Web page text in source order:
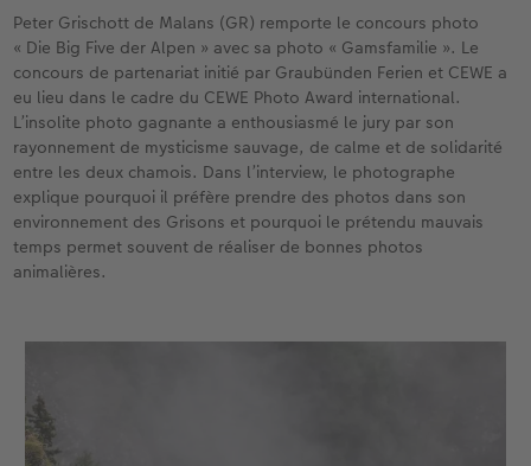
Étui personnalisé
Pochette souvenirs
LIVRE PHOTO CEWE Bébé
Couverture en cuir et en lin
Premières étapes
Tirages photo sur papier recyclé
Poster premium
Lot de photos
Autocollants photo
Tirages immédiats
Affiche carte personnalisée
Pêle-mêle
hexxas
Photo sous plexi
Photo sur alu-dibond
Autres occasions
Cartes à rabat
Cartes photo
Cartes postales
Carte à l’unité
Jeux
École et bureau
Animaux de compagnie
Faber-Castell
Tirages créatifs
Coques en silicone
Coques en polycarbonate
Coques en cuir
Coques en bois
Coques avec cordon
Calendriers muraux avec design
Calendrier mural A4
Calendrier mural A4 Panorama
Calendrier mural A3
Calendrier de bureau carré
pour l’anniversaire
Cadeaux de fête des mères
Cadeaux pour le départ
Cadeaux photo pour Pâques
pour les jeunes mariés
Mariage
Livre de l’année
Concours photos
Témoignages
Magazine CEWE
App
Peter Grischott de Malans (GR) remporte le concours photo
« Die Big Five der Alpen » avec sa photo « Gamsfamilie ». Le
concours de partenariat initié par Graubünden Ferien et CEWE a
eu lieu dans le cadre du CEWE Photo Award international.
L’insolite photo gagnante a enthousiasmé le jury par son
rayonnement de mysticisme sauvage, de calme et de solidarité
entre les deux chamois. Dans l’interview, le photographe
explique pourquoi il préfère prendre des photos dans son
environnement des Grisons et pourquoi le prétendu mauvais
temps permet souvent de réaliser de bonnes photos
animalières.